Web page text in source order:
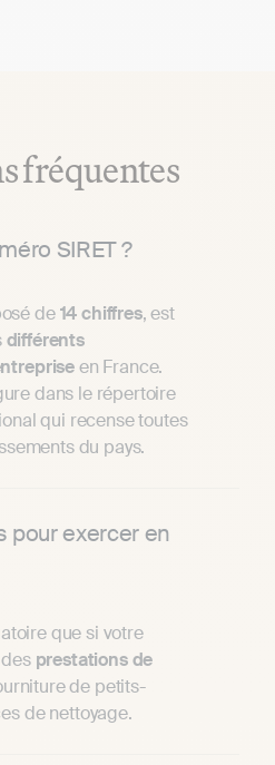
fréquentes
SIRET ?
de14 chiffres, est
différents
en France.
dans le répertoire
qui recense toutes
du pays.
pour exercer en
que si votre
prestations de
de petits-
de nettoyage.